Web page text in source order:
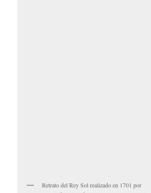
Retrato del Rey Sol realizado en 1701 por